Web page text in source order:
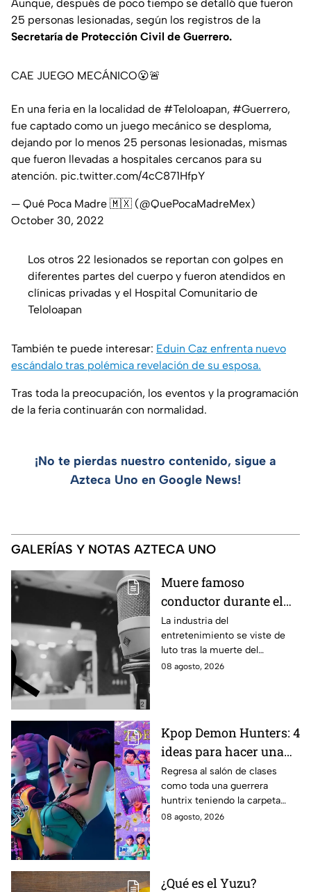
Aunque, después de poco tiempo se detalló que fueron
25 personas lesionadas, según los registros de la
Secretaría de Protección Civil de Guerrero.
CAE JUEGO MECÁNICO😮🚨
En una feria en la localidad de #Teloloapan, #Guerrero,
fue captado como un juego mecánico se desploma,
dejando por lo menos 25 personas lesionadas, mismas
que fueron llevadas a hospitales cercanos para su
atención. pic.twitter.com/4cC871HfpY
— Qué Poca Madre 🇲🇽 (@QuePocaMadreMex)
October 30, 2022
Los otros 22 lesionados se reportan con golpes en
diferentes partes del cuerpo y fueron atendidos en
clínicas privadas y el Hospital Comunitario de
Teloloapan
También te puede interesar: Eduin Caz enfrenta nuevo
escándalo tras polémica revelación de su esposa.
Tras toda la preocupación, los eventos y la programación
de la feria continuarán con normalidad.
¡No te pierdas nuestro contenido, sigue a
Azteca Uno en Google News!
GALERÍAS Y NOTAS AZTECA UNO
Muere famoso
conductor durante el
estreno de su programa
en vivo; así fueron sus
últimos momentos al
aire
La industria del
entretenimiento se viste de
luto tras la muerte del
conductor Pablo Balario, quien
08 agosto, 2026
Kpop Demon Hunters: 4
ideas para hacer una
carpeta escolar este
regreso a clases 2026,
inspiradas en Rumi,
Zoey y Mira
Regresa al salón de clases
como toda una guerrera
huntrix teniendo la carpeta
más original para anotar todos
08 agosto, 2026
¿Qué es el Yuzu?